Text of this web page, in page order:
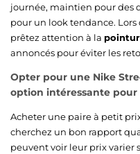
journée, maintien pour des
pour un look tendance. Lors
prêtez attention à la
annoncés pour éviter les
Opter pour une Nike
option intéressante pour
Acheter une paire à petit
cherchez un bon rapport
peuvent voir leur prix varier